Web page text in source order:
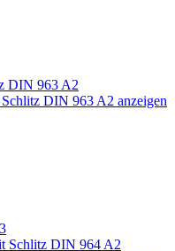
DIN 963 A2
Schlitz DIN 963 A2 anzeigen
Schlitz DIN 964 A2